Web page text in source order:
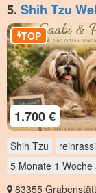
5. Shih Tzu
1.700 €
TOP
Shih Tzu
5 Monate 1 Woche
83355 Grabenstätt